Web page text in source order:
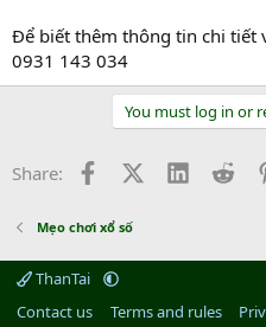
Để biết thêm thông tin chi tiết
0931 143 034
You must log in or
Share: FacebookX (Twitter)
LinkedIn
Mẹo chơi xổ số
ThanTai
Contact us
Terms and rules